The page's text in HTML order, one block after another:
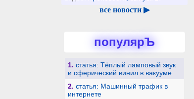
все новости ▶
популярЪ
1. статья: Тёплый ламповый звук
и сферический винил в вакууме
2. статья: Машинный трафик в
интернете